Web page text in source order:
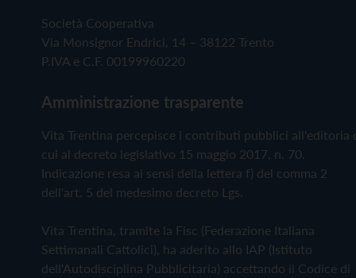
Società Cooperativa
Via Monsignor Endrici, 14 – 38122 Trento
P.IVA e C.F. 00199960220
Amministrazione trasparente
Vita Trentina percepisce i contributi pubblici all'editoria
cui al decreto legislativo 15 maggio 2017, n. 70.
Indicazione resa ai sensi della lettera f) del comma 2
dell'art. 5 del medesimo decreto Lgs.
Vita Trentina, tramite la Fisc (Federazione Italiana
Settimanali Cattolici), ha aderito allo IAP (Istituto
dell'Autodisciplina Pubblicitaria) accettando il Codice di